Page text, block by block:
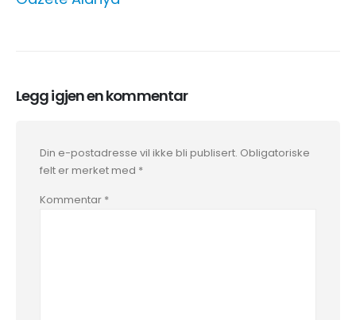
Legg igjen en kommentar
Din e-postadresse vil ikke bli publisert. Obligatoriske
felt er merket med *
Kommentar *